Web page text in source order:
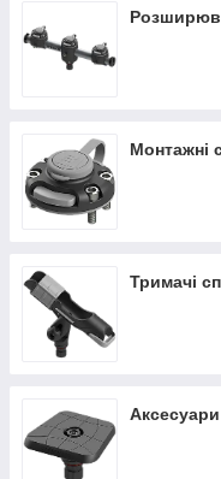
Монтажні
Тримачі